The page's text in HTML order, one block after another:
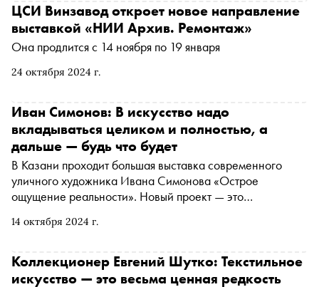
24 октября 2024 г.
ЦСИ Винзавод откроет новое направление
выставкой «НИИ Архив. Ремонтаж»
Она продлится с 14 ноября по 19 января
14 октября 2024 г.
Иван Симонов: В искусство надо
вкладываться целиком и полностью, а
дальше — будь что будет
В Казани проходит большая выставка современного
уличного художника Ивана Симонова «Острое
ощущение реальности». Новый проект — это
прошел за семь лет активной работы. В столице
которых еще не видела широкая публика. Специально
для проекта художник создал серию, посвященную
Коллекционер Евгений Шутко: Текстильное
искусство — это весьма ценная редкость